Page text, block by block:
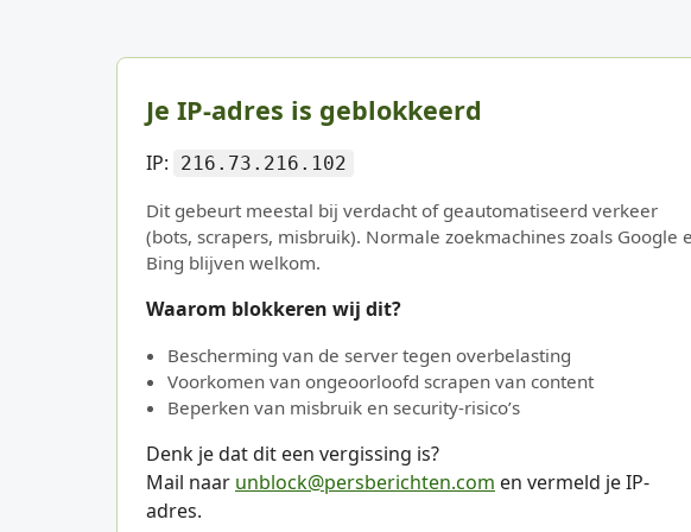
Je IP-adres is geblokkeerd
IP: 216.73.216.102
Dit gebeurt meestal bij verdacht of geautomatiseerd verkeer
(bots, scrapers, misbruik). Normale zoekmachines zoals Google
Bing blijven welkom.
Waarom blokkeren wij dit?
Bescherming van de server tegen overbelasting
Voorkomen van ongeoorloofd scrapen van content
Beperken van misbruik en security-risico’s
Denk je dat dit een vergissing is?
Mail naar unblock@persberichten.com en vermeld je IP-
adres.